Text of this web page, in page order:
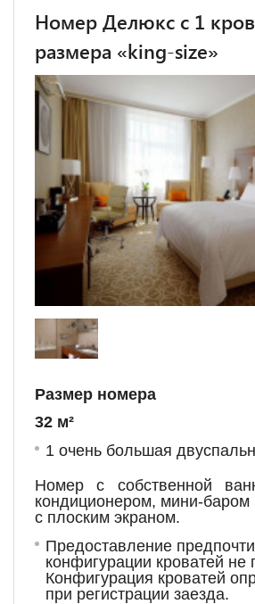
Номер Делюкс с 1
размера «king-size»
Размер номера
32 м²
1 очень большая
Номер с собственной
кондиционером, мини-баром
с плоским экраном.
Предоставление
конфигурации кроватей не
Конфигурация кроватей
при регистрации заезда.